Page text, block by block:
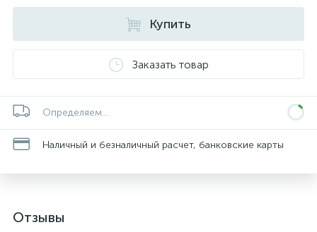
Купить
Заказать товар
Определяем...
Наличный и безналичный расчет, банковские карты
Отзывы